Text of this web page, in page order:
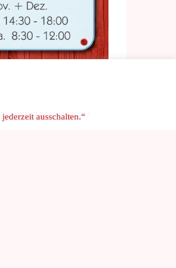
ausschalten.“